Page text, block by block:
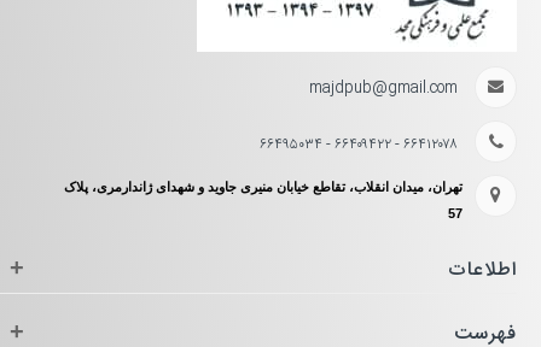
majdpub@gmail.com
۶۶۴۱۲۰۷۸ - ۶۶۴۰۹۴۲۲ - ۶۶۴۹۵۰۳۴
تهران، میدان انقلاب، تقاطع خیابان منیری جاوید و شهدای ژاندارمری، پلاک
57
اطلاعات +
فهرست +